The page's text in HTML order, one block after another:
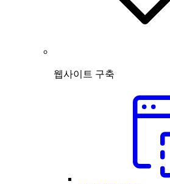
웹사이트 구축